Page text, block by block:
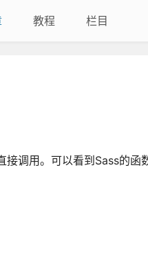
教程 栏目
调用。可以看到Sass的